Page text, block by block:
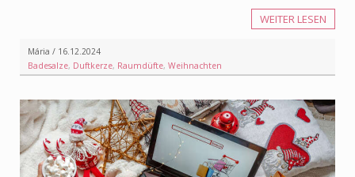
WEITER LESEN
Mária / 16.12.2024
Badesalze, Duftkerze, Raumdüfte, Weihnachten